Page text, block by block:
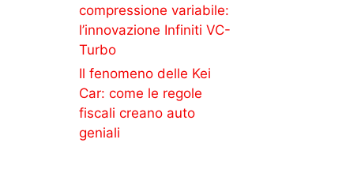
compressione variabile:
l’innovazione Infiniti VC-
Turbo
Il fenomeno delle Kei
Car: come le regole
fiscali creano auto
geniali